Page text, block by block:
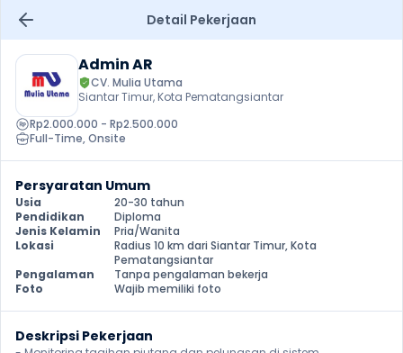
Detail Pekerjaan
Admin AR
CV. Mulia Utama
Siantar Timur, Kota Pematangsiantar
Rp2.000.000 - Rp2.500.000
Full-Time, Onsite
Persyaratan Umum
Usia
20-30 tahun
Pendidikan
Diploma
Jenis Kelamin
Pria/Wanita
Lokasi
Radius 10 km dari Siantar Timur, Kota
Pematangsiantar
Pengalaman
Tanpa pengalaman bekerja
Foto
Wajib memiliki foto
Deskripsi Pekerjaan